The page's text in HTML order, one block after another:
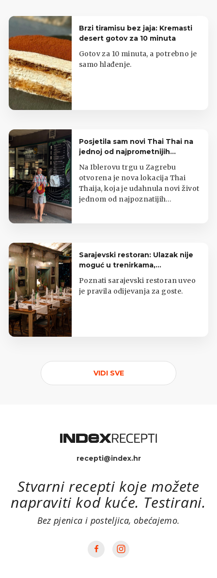
Brzi tiramisu bez jaja: Kremasti
desert gotov za 10 minuta
Gotov za 10 minuta, a potrebno je
samo hlađenje.
Posjetila sam novi Thai Thai na
jednoj od najprometnijih
zagrebačkih lokacija
Na Iblerovu trgu u Zagrebu
otvorena je nova lokacija Thai
Thaija, koja je udahnula novi život
jednom od najpoznatijih
Sarajevski restoran: Ulazak nije
moguć u trenirkama,
potkošuljama i japankama
Poznati sarajevski restoran uveo
je pravila odijevanja za goste.
VIDI SVE
recepti@index.hr
Stvarni recepti koje možete
napraviti kod kuće. Testirani.
Bez pjenica i posteljica, obećajemo.